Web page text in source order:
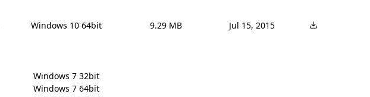
Windows 10 64bit 9.29 MB Jul 15, 2015
Windows 7 32bit
Windows 7 64bit